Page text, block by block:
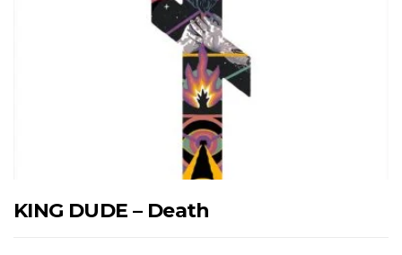
KING DUDE – Death